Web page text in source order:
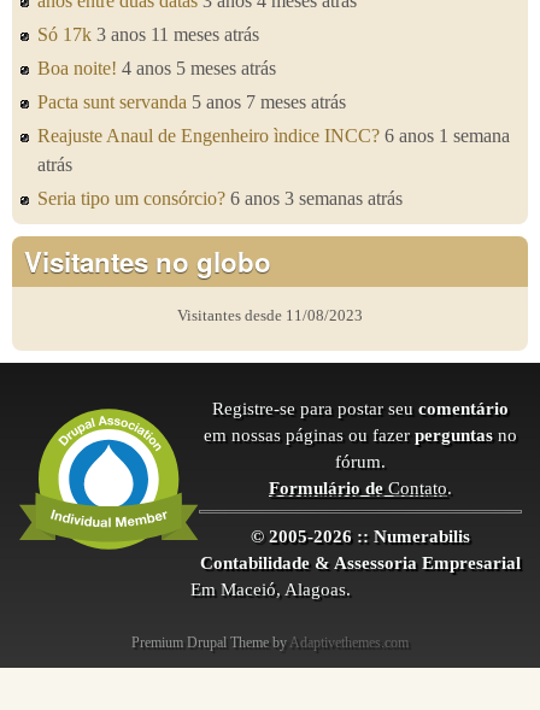
Só 17k 3 anos 11 meses atrás
Boa noite! 4 anos 5 meses atrás
Pacta sunt servanda 5 anos 7 meses atrás
Reajuste Anaul de Engenheiro ìndice INCC? 6 anos 1 semana
atrás
Seria tipo um consórcio? 6 anos 3 semanas atrás
Visitantes no globo
Visitantes desde 11/08/2023
Registre-se para postar seu comentário
em nossas páginas ou fazer perguntas no
fórum.
Formulário deContato.
© 2005-2026 :: Numerabilis
Contabilidade & Assessoria Empresarial
Em Maceió, Alagoas.
Premium Drupal Theme by Adaptivethemes.com